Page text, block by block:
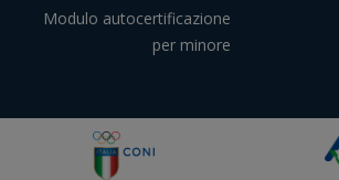
Modulo autocertificazione
per minore